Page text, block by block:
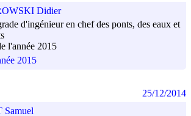
Didier
d'ingénieur en chef des ponts, des eaux et
l'année 2015
2015
Samuel
25/12/2014